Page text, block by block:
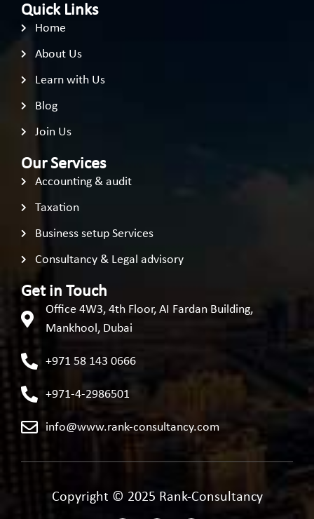
Quick Links
Home
About Us
Learn with Us
Blog
Join Us
Our Services
Accounting & audit
Taxation
Business setup Services
Consultancy & Legal advisory
Get in Touch
Office 4W3, 4th Floor, AI Fardan Building,
Mankhool, Dubai
+971 58 143 0666
+971-4-2986501
info@www.rank-consultancy.com
Copyright © 2025 Rank-Consultancy